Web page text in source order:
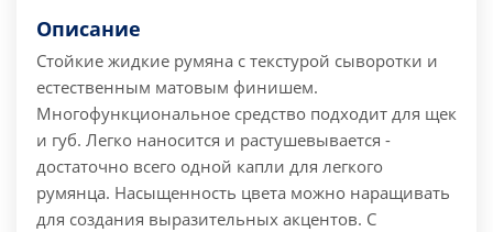
Описание
Стойкие жидкие румяна с текстурой сыворотки и
естественным матовым финишем.
Многофункциональное средство подходит для щек
и губ. Легко наносится и растушевывается -
достаточно всего одной капли для легкого
румянца. Насыщенность цвета можно наращивать
для создания выразительных акцентов. С